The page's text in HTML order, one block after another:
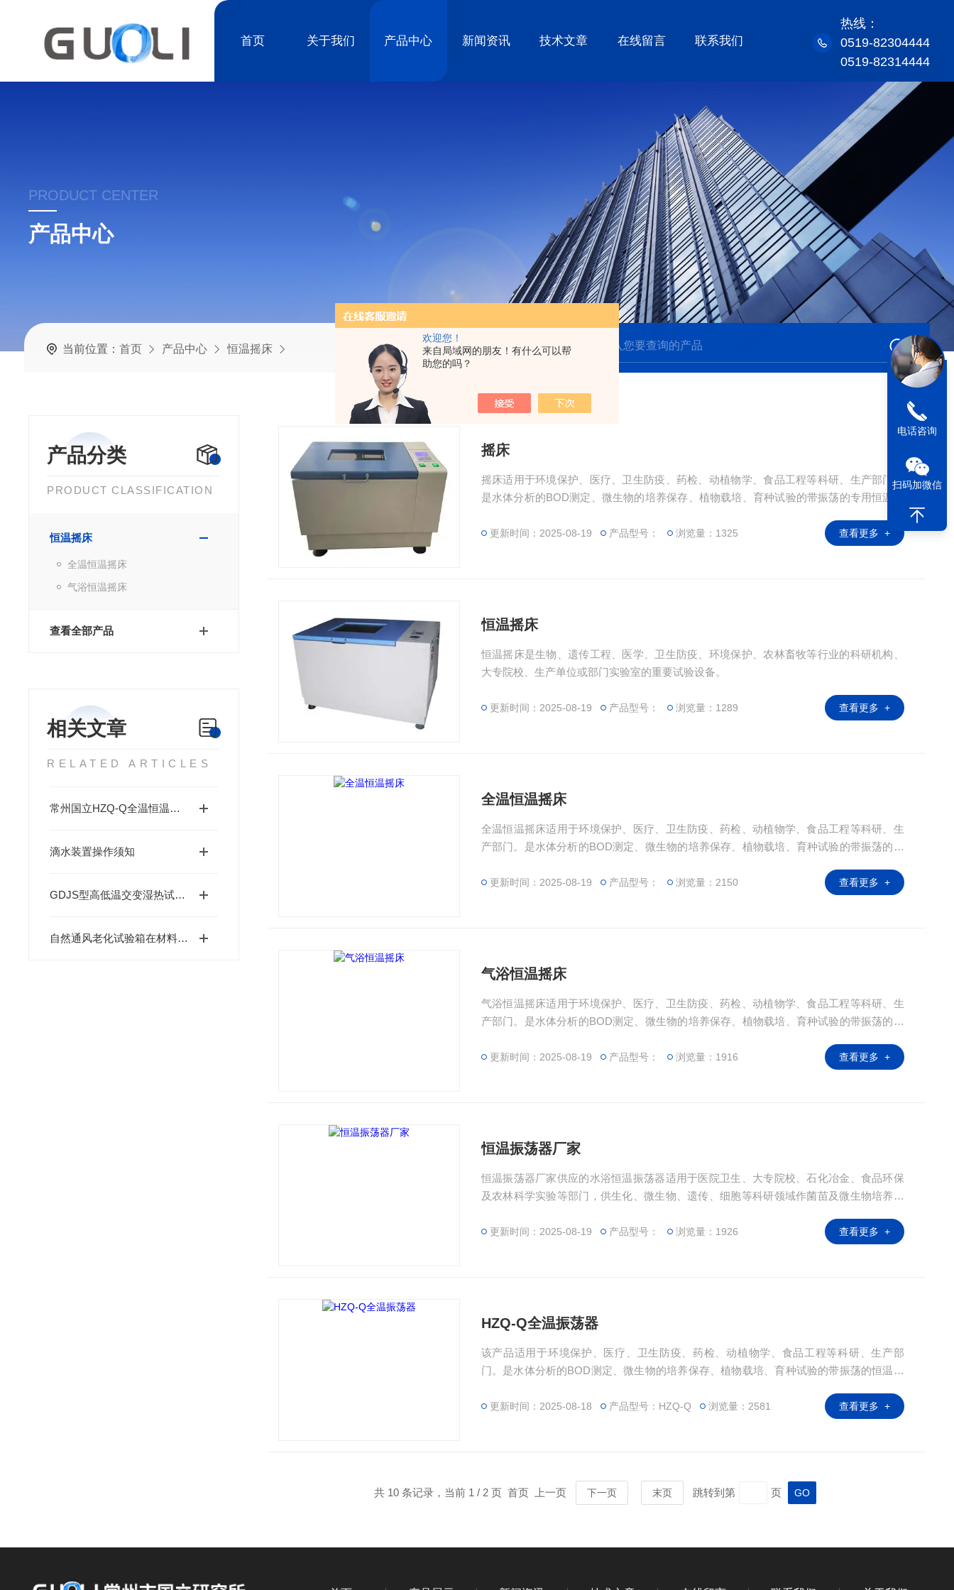
欢迎您！
来自局域网的朋友！有什么可以帮
助您的吗？
首页 关于我们 产品中心 新闻资讯 技术文章 在线留言 联系我们
热线：
0519-82304444
0519-82314444
PRODUCT CENTER
产品中心
当前位置： 首页 产品中心 恒温摇床
产品分类
PRODUCT CLASSIFICATION
恒温摇床
全温恒温摇床
气浴恒温摇床
查看全部产品
相关文章
RELATED ARTICLES
常州国立HZQ-Q全温恒温摇床
滴水装置操作须知
GDJS型高低温交变湿热试验箱故障说明
自然通风老化试验箱在材料老化研究中的应用
摇床
摇床适用于环境保护、医疗、卫生防疫、药检、动植物学、食品工程等科研、生产部门。
是水体分析的BOD测定、微生物的培养保存、植物载培、育种试验的带振荡的专用恒温设
更新时间：2025-08-19 产品型号： 浏览量：1325 查看更多 +
恒温摇床
恒温摇床是生物、遗传工程、医学、卫生防疫、环境保护、农林畜牧等行业的科研机构、
大专院校、生产单位或部门实验室的重要试验设备。
更新时间：2025-08-19 产品型号： 浏览量：1289 查看更多 +
全温恒温摇床
全温恒温摇床适用于环境保护、医疗、卫生防疫、药检、动植物学、食品工程等科研、生
产部门。是水体分析的BOD测定、微生物的培养保存、植物载培、育种试验的带振荡的恒
更新时间：2025-08-19 产品型号： 浏览量：2150 查看更多 +
气浴恒温摇床
气浴恒温摇床适用于环境保护、医疗、卫生防疫、药检、动植物学、食品工程等科研、生
产部门。是水体分析的BOD测定、微生物的培养保存、植物载培、育种试验的带振荡的恒
更新时间：2025-08-19 产品型号： 浏览量：1916 查看更多 +
恒温振荡器厂家
恒温振荡器厂家供应的水浴恒温振荡器适用于医院卫生、大专院校、石化冶金、食品环保
及农林科学实验等部门，供生化、微生物、遗传、细胞等科研领域作菌苗及微生物培养及
更新时间：2025-08-19 产品型号： 浏览量：1926 查看更多 +
HZQ-Q全温振荡器
该产品适用于环境保护、医疗、卫生防疫、药检、动植物学、食品工程等科研、生产部
门。是水体分析的BOD测定、微生物的培养保存、植物载培、育种试验的带振荡的恒温设
更新时间：2025-08-18 产品型号：HZQ-Q 浏览量：2581 查看更多 +
共 10 条记录，当前 1 / 2 页 首页 上一页 下一页 末页 跳转到第 页
电话咨询
扫码加微信